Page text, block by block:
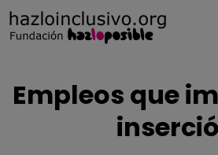
Empleos que